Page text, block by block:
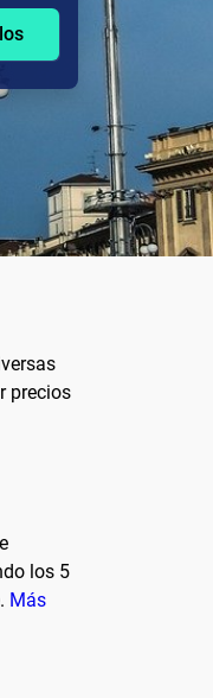
precios
los 5
Más